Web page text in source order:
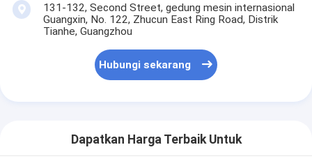
131-132, Second Street, gedung mesin internasional
Guangxin, No. 122, Zhucun East Ring Road, Distrik
Tianhe, Guangzhou
Hubungi sekarang
Dapatkan Harga Terbaik Untuk